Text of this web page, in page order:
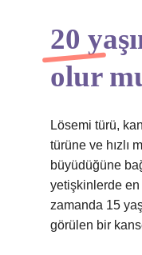
20
olur
Lösemi türü,
türüne ve hızlı
büyüdüğüne
yetişkinlerde en
zamanda 15
görülen bir